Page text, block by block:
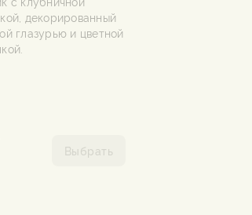
декорированный
глазурью и цветной
Выбрать